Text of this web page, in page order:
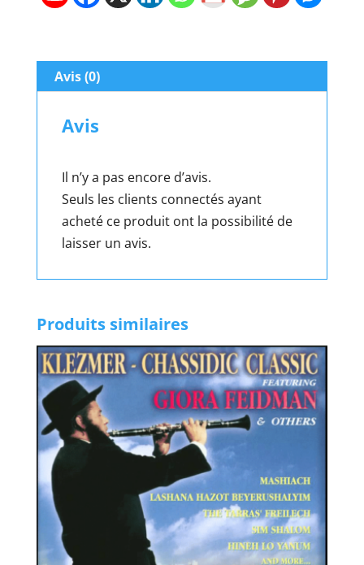
Avis (0)
Avis
Il n’y a pas encore d’avis.
Seuls les clients connectés ayant
acheté ce produit ont la possibilité de
laisser un avis.
Produits similaires